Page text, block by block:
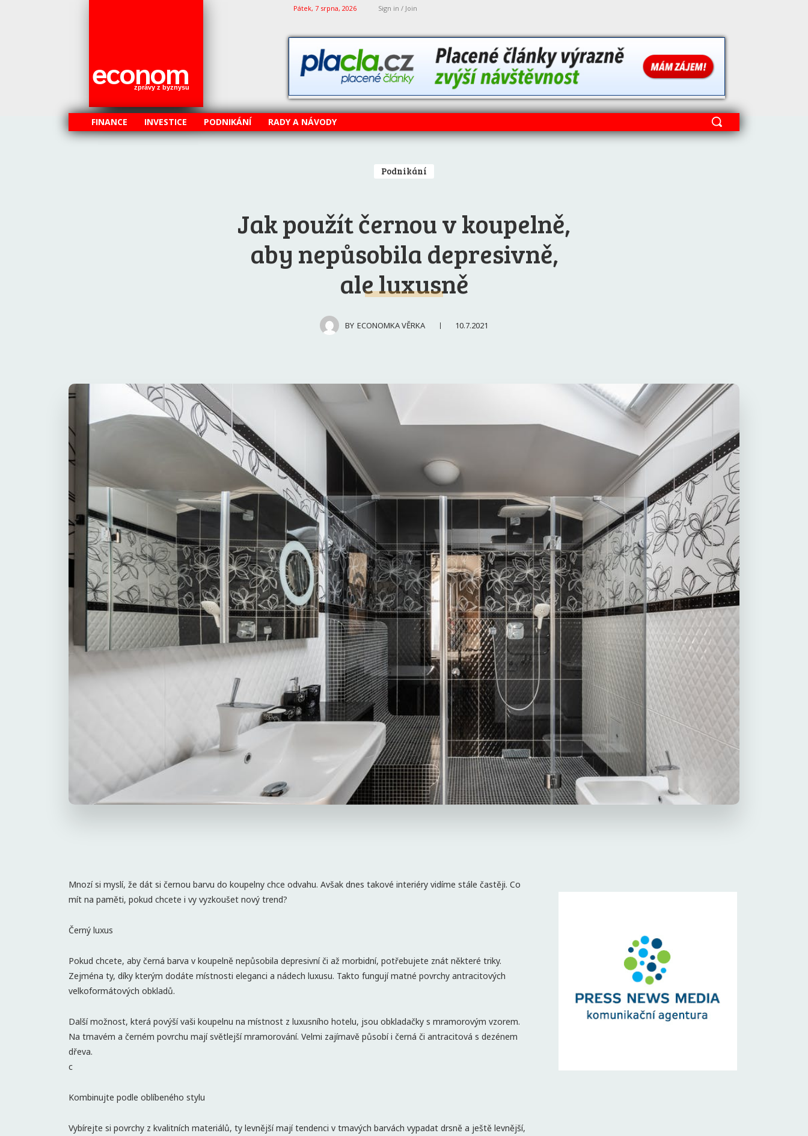
Pátek, 7 srpna, 2026 Sign in / Join
econom
zprávy z byznysu
FINANCE INVESTICE PODNIKÁNÍ RADY A NÁVODY
Podnikání
Jak použít černou v koupelně,
aby nepůsobila depresivně,
ale luxusně
BY ECONOMKA VĚRKA 10.7.2021
Mnozí si myslí, že dát si černou barvu do koupelny chce odvahu. Avšak dnes takové interiéry vidíme stále častěji. Co
mít na paměti, pokud chcete i vy vyzkoušet nový trend?
Černý luxus
Pokud chcete, aby černá barva v koupelně nepůsobila depresivní či až morbidní, potřebujete znát některé triky.
Zejména ty, díky kterým dodáte místnosti eleganci a nádech luxusu. Takto fungují matné povrchy antracitových
velkoformátových obkladů.
Další možnost, která povýší vaši koupelnu na místnost z luxusního hotelu, jsou obkladačky s mramorovým vzorem.
Na tmavém a černém povrchu mají světlejší mramorování. Velmi zajímavě působí i černá či antracitová s dezénem
dřeva.
c
Kombinujte podle oblíbeného stylu
Vybírejte si povrchy z kvalitních materiálů, ty levnější mají tendenci v tmavých barvách vypadat drsně a ještě levnější,